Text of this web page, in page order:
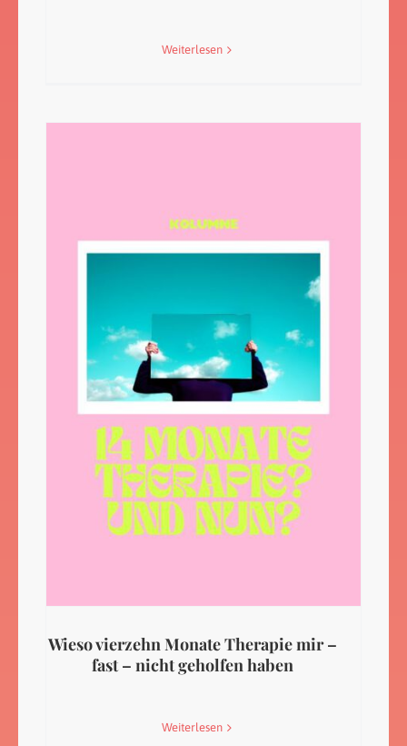
Weiterlesen
Wieso vierzehn Monate Therapie mir –
fast – nicht geholfen haben
Weiterlesen